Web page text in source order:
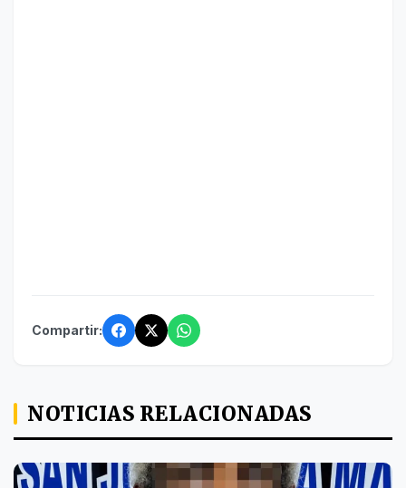
Compartir:
NOTICIAS RELACIONADAS